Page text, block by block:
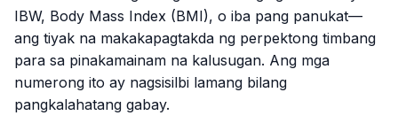
IBW, Body Mass Index (BMI), o iba pang panukat—
ang tiyak na makakapagtakda ng perpektong timbang
para sa pinakamainam na kalusugan. Ang mga
numerong ito ay nagsisilbi lamang bilang
pangkalahatang gabay.